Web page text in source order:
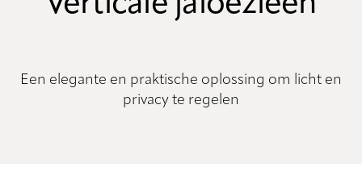
Een elegante en praktische oplossing om licht en
privacy te regelen